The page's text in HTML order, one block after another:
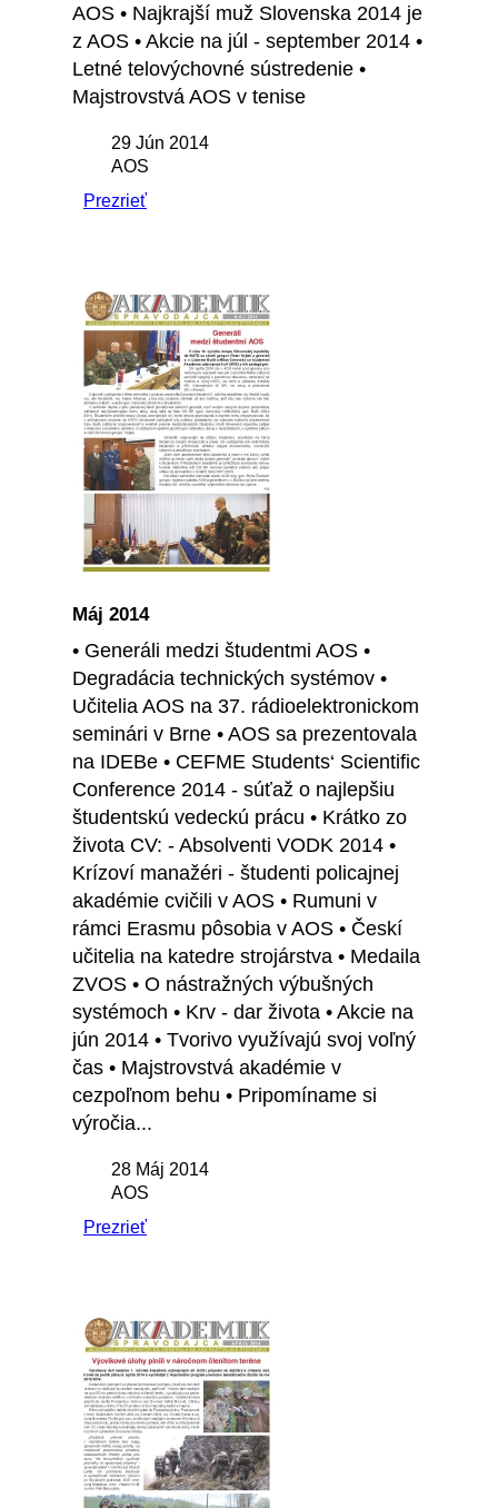
AOS • Najkrajší muž Slovenska 2014 je
z AOS • Akcie na júl - september 2014 •
Letné telovýchovné sústredenie •
Majstrovstvá AOS v tenise
29 Jún 2014
AOS
Prezrieť
Máj 2014
• Generáli medzi študentmi AOS •
Degradácia technických systémov •
Učitelia AOS na 37. rádioelektronickom
seminári v Brne • AOS sa prezentovala
na IDEBe • CEFME Students‘ Scientific
Conference 2014 - súťaž o najlepšiu
študentskú vedeckú prácu • Krátko zo
života CV: - Absolventi VODK 2014 •
Krízoví manažéri - študenti policajnej
akadémie cvičili v AOS • Rumuni v
rámci Erasmu pôsobia v AOS • Českí
učitelia na katedre strojárstva • Medaila
ZVOS • O nástražných výbušných
systémoch • Krv - dar života • Akcie na
jún 2014 • Tvorivo využívajú svoj voľný
čas • Majstrovstvá akadémie v
cezpoľnom behu • Pripomíname si
výročia...
28 Máj 2014
AOS
Prezrieť